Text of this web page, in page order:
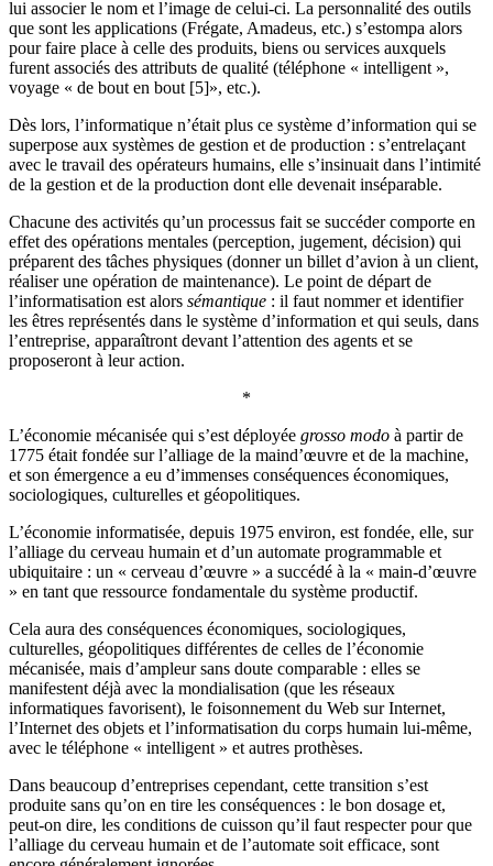
lui associer le nom et l’image de celui-ci. La personnalité des outils
que sont les applications (Frégate, Amadeus, etc.) s’estompa alors
pour faire place à celle des produits, biens ou services auxquels
furent associés des attributs de qualité (téléphone « intelligent »,
voyage « de bout en bout [5]», etc.).
Dès lors, l’informatique n’était plus ce système d’information qui se
superpose aux systèmes de gestion et de production : s’entrelaçant
avec le travail des opérateurs humains, elle s’insinuait dans l’intimité
de la gestion et de la production dont elle devenait inséparable.
Chacune des activités qu’un processus fait se succéder comporte en
effet des opérations mentales (perception, jugement, décision) qui
préparent des tâches physiques (donner un billet d’avion à un client,
réaliser une opération de maintenance). Le point de départ de
l’informatisation est alors sémantique : il faut nommer et identifier
les êtres représentés dans le système d’information et qui seuls, dans
l’entreprise, apparaîtront devant l’attention des agents et se
proposeront à leur action.
*
L’économie mécanisée qui s’est déployée grosso modo à partir de
1775 était fondée sur l’alliage de la maind’œuvre et de la machine,
et son émergence a eu d’immenses conséquences économiques,
sociologiques, culturelles et géopolitiques.
L’économie informatisée, depuis 1975 environ, est fondée, elle, sur
l’alliage du cerveau humain et d’un automate programmable et
ubiquitaire : un « cerveau d’œuvre » a succédé à la « main-d’œuvre
» en tant que ressource fondamentale du système productif.
Cela aura des conséquences économiques, sociologiques,
culturelles, géopolitiques différentes de celles de l’économie
mécanisée, mais d’ampleur sans doute comparable : elles se
manifestent déjà avec la mondialisation (que les réseaux
informatiques favorisent), le foisonnement du Web sur Internet,
l’Internet des objets et l’informatisation du corps humain lui-même,
avec le téléphone « intelligent » et autres prothèses.
Dans beaucoup d’entreprises cependant, cette transition s’est
produite sans qu’on en tire les conséquences : le bon dosage et,
peut-on dire, les conditions de cuisson qu’il faut respecter pour que
l’alliage du cerveau humain et de l’automate soit efficace, sont